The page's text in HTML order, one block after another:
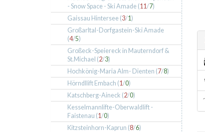
- Snow Space - Ski Amade (11/7)
Gaissau Hintersee (3/1)
Großarltal-Dorfgastein-Ski Amade
(4/5)
Großeck-Speiereck in Mauterndorf &
St.Michael (2/3)
Hochkönig-Maria Alm- Dienten (7/8)
Hörndllift Embach (1/0)
Katschberg-Aineck (2/0)
Kesselmannlifte-Oberwaldlift -
Faistenau (1/0)
Kitzsteinhorn-Kaprun (8/6)